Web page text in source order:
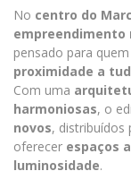
No centro do
empreendimento
pensado para
proximidade a
Com uma
harmoniosas, o
novos, distribuídos
oferecer espaços
luminosidade.